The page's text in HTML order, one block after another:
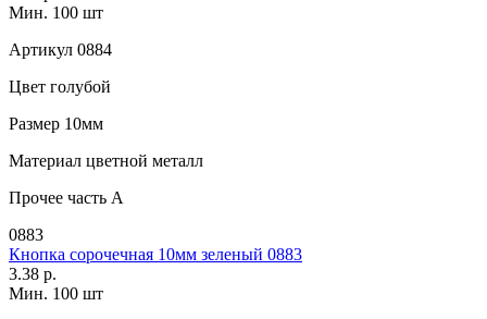
Мин. 100 шт
Артикул 0884
Цвет голубой
Размер 10мм
Материал цветной металл
Прочее часть A
0883
Кнопка сорочечная 10мм зеленый 0883
3.38 р.
Мин. 100 шт